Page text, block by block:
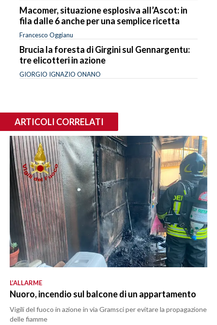
Macomer, situazione esplosiva all’Ascot: in
fila dalle 6 anche per una semplice ricetta
Francesco Oggianu
Brucia la foresta di Girgini sul Gennargentu:
tre elicotteri in azione
GIORGIO IGNAZIO ONANO
ARTICOLI CORRELATI
L’ALLARME
Nuoro, incendio sul balcone di un appartamento
Vigili del fuoco in azione in via Gramsci per evitare la propagazione
delle fiamme